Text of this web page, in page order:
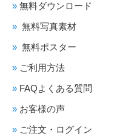
無料ダウンロード
無料写真素材
無料ポスター
ご利用方法
FAQよくある質問
お客様の声
ご注文・ログイン